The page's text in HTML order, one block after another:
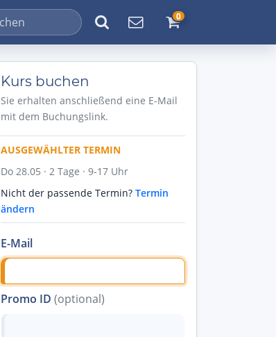
0
Kurs buchen
Sie erhalten anschließend eine E-Mail
mit dem Buchungslink.
AUSGEWÄHLTER TERMIN
Do 28.05 · 2 Tage · 9-17 Uhr
Nicht der passende Termin? Termin
ändern
E-Mail
Promo ID (optional)